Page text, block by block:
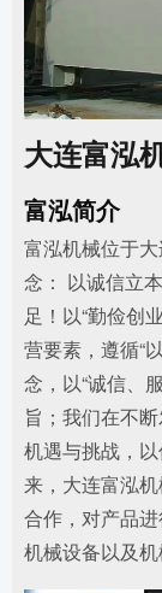
大连富泓
富泓简介
富泓机械位于
念： 以诚信立
足！以“勤俭创
营要素，遵循“
念，以“诚信、
旨；我们在不
机遇与挑战，
来，大连富泓
合作，对产品
机械设备以及